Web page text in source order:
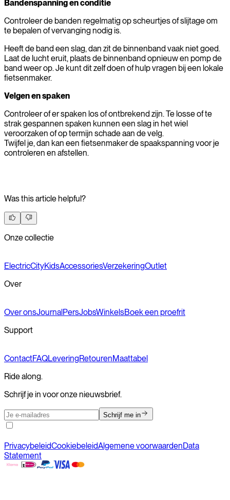
Bandenspanning en conditie
Controleer de banden regelmatig op scheurtjes of slijtage om
te bepalen of vervanging nodig is.
Heeft de band een slag, dan zit de binnenband vaak niet goed.
Laat de lucht eruit, plaats de binnenband opnieuw en pomp de
band weer op. Je kunt dit zelf doen of hulp vragen bij een lokale
fietsenmaker.
Velgen en spaken
Controleer of er spaken los of ontbrekend zijn. Te losse of te
strak gespannen spaken kunnen een slag in het wiel
veroorzaken of op termijn schade aan de velg.
Twijfel je, dan kan een fietsenmaker de spaakspanning voor je
controleren en afstellen.
Was this article helpful?
Onze collectie
ElectricCityKidsAccessoriesVerzekeringOutlet
Over
Over onsJournalPersJobsWinkelsBoek een proefrit
Support
ContactFAQLeveringRetourenMaattabel
Ride along.
Schrijf je in voor onze nieuwsbrief.
Schrijf me in
PrivacybeleidCookiebeleidAlgemene voorwaardenData
Statement